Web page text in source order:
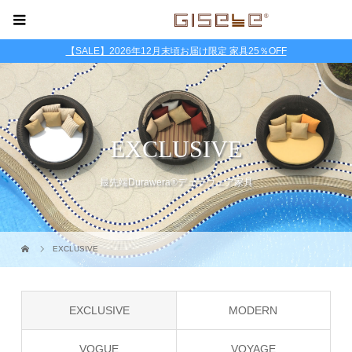
【SALE】2026年12月末頃お届け限定 家具25％OFF
EXCLUSIVE
最先端Durawera®デュラウェア家具
EXCLUSIVE
EXCLUSIVE MODERN
VOGUE VOYAGE